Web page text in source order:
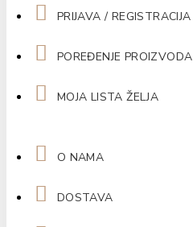
PRIJAVA / REGISTRACIJA
POREĐENJE PROIZVODA
MOJA LISTA ŽELJA
O NAMA
DOSTAVA